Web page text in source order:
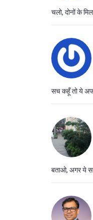
चलो, दोनों के
सच कहूँ तो ये
बताओ, अगर ये